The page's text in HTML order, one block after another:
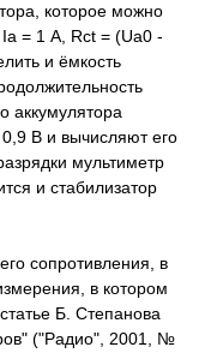
которое можно
= 1 А, Rct = (Uа0 -
и ёмкость
аккумулятора
В и вычисляют его
мультиметр
и стабилизатор
сопротивления, в
в котором
Б. Степанова
("Радио", 2001, №